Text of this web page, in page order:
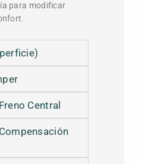
para modificar
Central